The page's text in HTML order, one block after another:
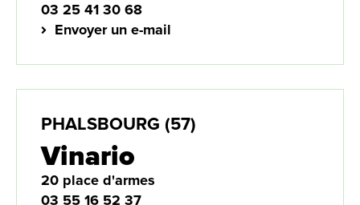
03 25 41 30 68
Envoyer un e-mail
PHALSBOURG (57)
Vinario
20 place d'armes
03 55 16 52 37